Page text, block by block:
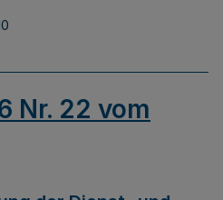
Nr. 22 vom